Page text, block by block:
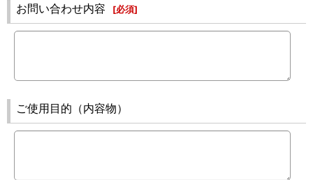
お問い合わせ内容 [必須]
ご使用目的（内容物）